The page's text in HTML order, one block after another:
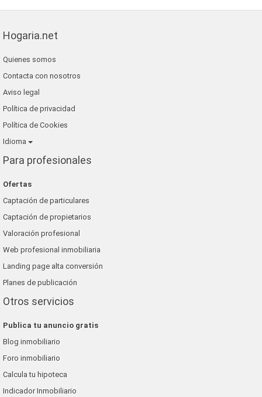
Hogaria.net
Quienes somos
Contacta con nosotros
Aviso legal
Política de privacidad
Política de Cookies
Idioma
Para profesionales
Ofertas
Captación de particulares
Captación de propietarios
Valoración profesional
Web profesional inmobiliaria
Landing page alta conversión
Planes de publicación
Otros servicios
Publica tu anuncio gratis
Blog inmobiliario
Foro inmobiliario
Calcula tu hipoteca
Indicador Inmobiliario